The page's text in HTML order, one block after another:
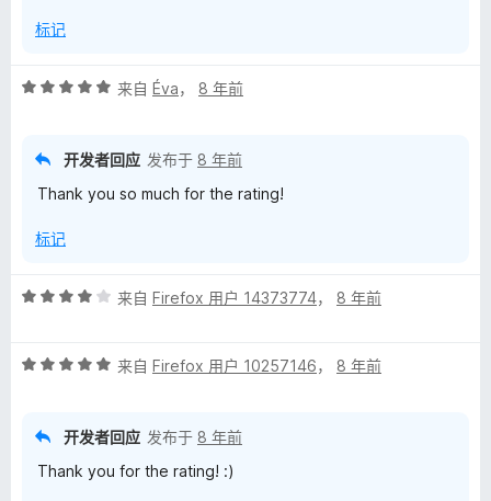
标记
评
来自 Éva， 8 年前
开发者回应 发布于 8 年前
Thank you so much for the rating!
标记
评
/
来自 Firefox 用户 14373774， 8 年前
评
来自 Firefox 用户 10257146， 8 年前
开发者回应 发布于 8 年前
Thank you for the rating! :)